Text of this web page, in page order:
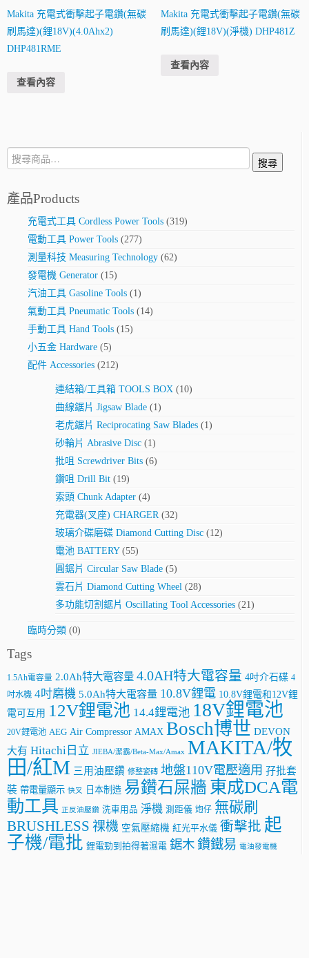
Makita 充電式衝擊起子電鑽(無碳
刷馬達)(鋰18V)(4.0Ahx2)
DHP481RME
查看內容
Makita 充電式衝擊起子電鑽(無碳
刷馬達)(鋰18V)(淨機) DHP481Z
查看內容
搜
尋:
搜尋
產品Products
充電式工具 Cordless Power Tools (319)
電動工具 Power Tools (277)
測量科技 Measuring Technology (62)
發電機 Generator (15)
汽油工具 Gasoline Tools (1)
氣動工具 Pneumatic Tools (14)
手動工具 Hand Tools (15)
小五金 Hardware (5)
配件 Accessories (212)
連結箱/工具箱 TOOLS BOX (10)
曲線鋸片 Jigsaw Blade (1)
老虎鋸片 Reciprocating Saw Blades (1)
砂輪片 Abrasive Disc (1)
批咀 Screwdriver Bits (6)
鑽咀 Drill Bit (19)
索頭 Chunk Adapter (4)
充電器(叉座) CHARGER (32)
玻璃介碟磨碟 Diamond Cutting Disc (12)
電池 BATTERY (55)
圓鋸片 Circular Saw Blade (5)
雲石片 Diamond Cutting Wheel (28)
多功能切割鋸片 Oscillating Tool Accessories (21)
臨時分類 (0)
Tags
1.5Ah電容量 2.0Ah特大電容量 4.0AH特大電容量 4吋介石碟 4
吋水機 4吋磨機 5.0Ah特大電容量 10.8V鋰電 10.8V鋰電和12V鋰
電可互用 12V鋰電池 14.4鋰電池 18V鋰電池
20V鋰電池 AEG Air Compressor AMAX Bosch博世 DEVON
大有 Hitachi日立 JIEBA/潔霸/Beta-Max/Amax MAKITA/牧
田/紅M 三用油壓鑽 修整瓷磚 地盤110V電壓適用 孖批套
裝 帶電量顯示 快叉 日本制造 易鑽石屎牆 東成DCA電
動工具 正反油壓鑽 洗車用品 淨機 測距儀 炮仔 無碳刷
BRUSHLESS 祼機 空氣壓縮機 紅光平水儀 衝擊批 起
子機/電批 鋰電勁到拍得著濕電 鋸木 鑽鐵易 電油發電機